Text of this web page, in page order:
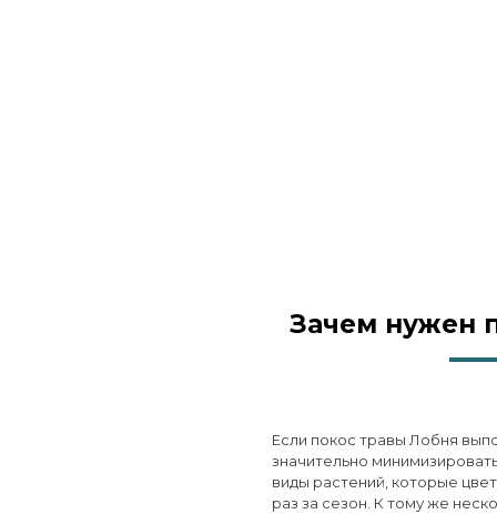
Зачем нужен
Если покос травы Лобня
значительно
виды растений, которые
раз за сезон. К тому же